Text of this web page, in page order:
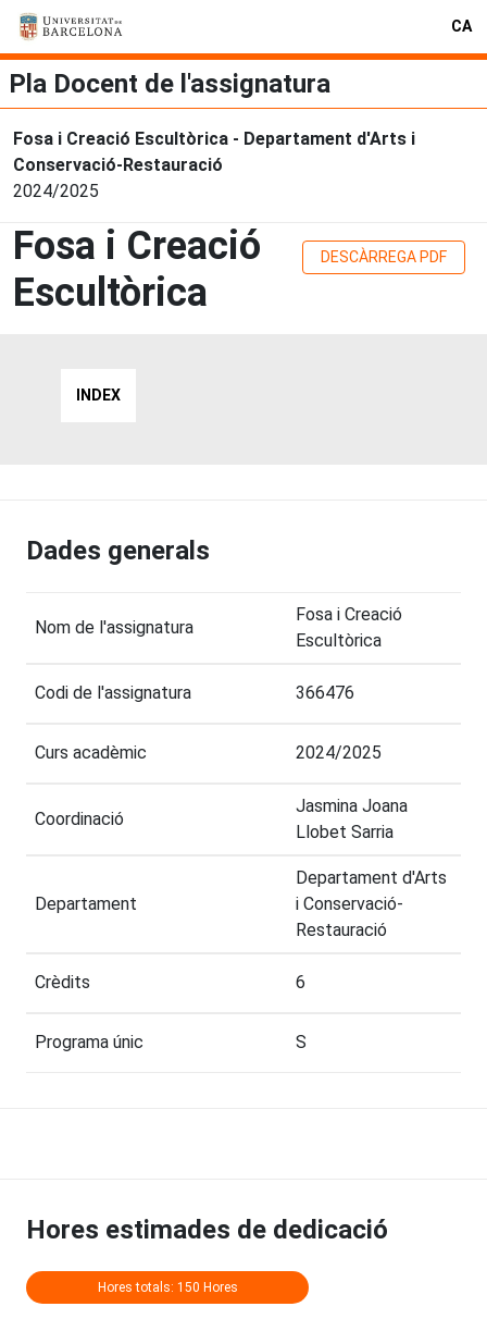
CA
Pla Docent de l'assignatura
Fosa i Creació Escultòrica - Departament d'Arts i
Conservació-Restauració
2024/2025
Fosa i Creació
Escultòrica
DESCÀRREGA PDF
INDEX
Dades generals
Nom de l'assignatura
Fosa i Creació
Escultòrica
Codi de l'assignatura 366476
Curs acadèmic 2024/2025
Coordinació
Jasmina Joana
Llobet Sarria
Departament
Departament d'Arts
i Conservació-
Restauració
Crèdits 6
Programa únic S
Hores estimades de dedicació
Hores totals: 150 Hores